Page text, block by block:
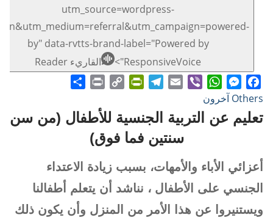
utm_source=wordpress-
by" data-rvtts-brand-label="Powered by
ResponsiveVoice">
القاريء Reader
Facebook
Messenger
WhatsApp
Link
Others آخرون
تعليم عن التربية الجنسية للأطفال (من سن
سنتين فما فوق)
أعزائي الأباء والأمهات، بسبب زيادة الاعتداء
الجنسي على الأطفال ، نناشد أن يتعلم أطفالنا
ويستنيروا عن هذا الأمر من المنزل وأن يكون ذلك